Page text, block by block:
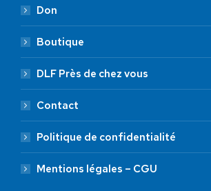
Don
Boutique
DLF Près de chez vous
Contact
Politique de confidentialité
Mentions légales – CGU